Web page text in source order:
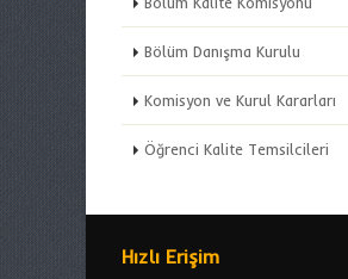
Bölüm Danışma Kurulu
Komisyon ve Kurul Kararları
Öğrenci Kalite Temsilcileri
Hızlı Erişim